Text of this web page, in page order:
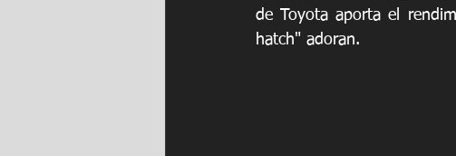
de Toyota aporta el
hatch" adoran.